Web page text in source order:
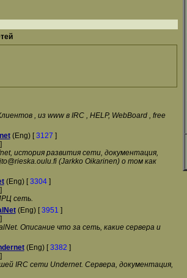
, из www в IRC , HELP, WebBoard , free
(Eng) [3127 ]
история развития сети, документация,
(Jarkko Oikarinen) о том как
(Eng) [3304]
сеть.
(Eng) [3951 ]
Описание что за сеть, какие сервера и
(Eng) [3382 ]
IRC сети Undernet. Сервера, документация,